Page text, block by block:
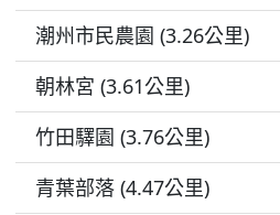
潮州市民農園 (3.26公里)
朝林宮 (3.61公里)
竹田驛園 (3.76公里)
青葉部落 (4.47公里)